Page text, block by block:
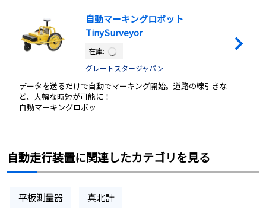
自動マーキングロボット
TinySurveyor
在庫:
グレートスタージャパン
データを送るだけで自動でマーキング開始。道路の線引きな
ど、大幅な時短が可能に！
自動マーキングロボッ
自動走行装置に関連したカテゴリを見る
平板測量器 真北計